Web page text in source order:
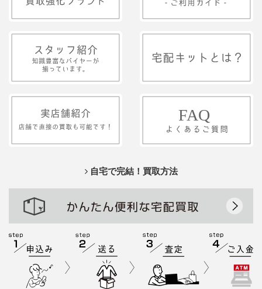
自宅で完結！買取方法